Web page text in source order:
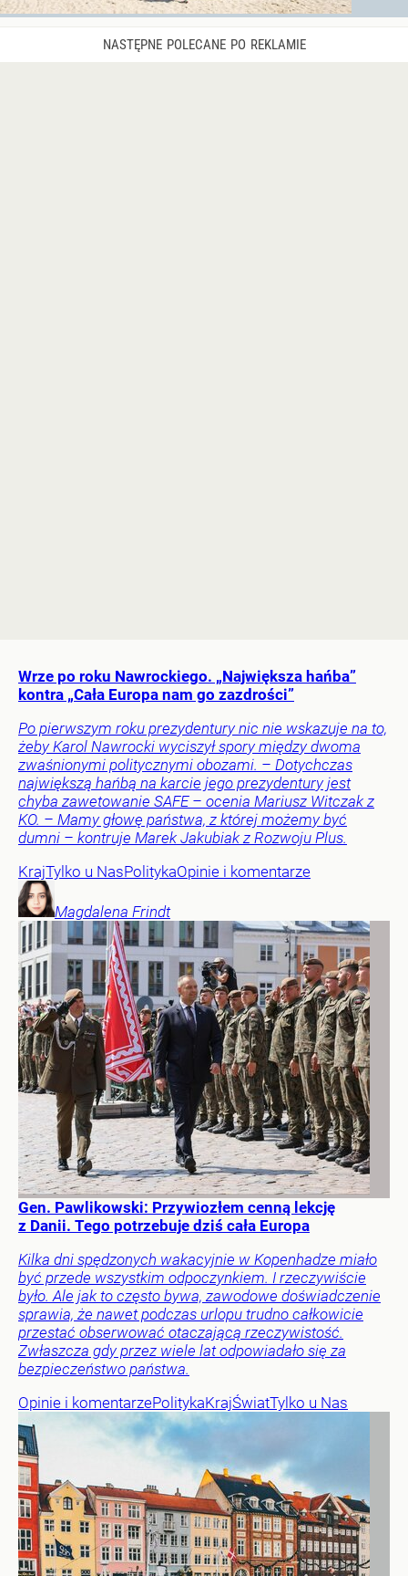
Wrze po roku Nawrockiego. „Największa hańba”
kontra „Cała Europa nam go zazdrości”
Po pierwszym roku prezydentury nic nie wskazuje na to,
żeby Karol Nawrocki wyciszył spory między dwoma
zwaśnionymi politycznymi obozami. – Dotychczas
największą hańbą na karcie jego prezydentury jest
chyba zawetowanie SAFE – ocenia Mariusz Witczak z
KO. – Mamy głowę państwa, z której możemy być
dumni – kontruje Marek Jakubiak z Rozwoju Plus.
KrajTylko u NasPolitykaOpinie i komentarze
Magdalena Frindt
Gen. Pawlikowski: Przywiozłem cenną lekcję
z Danii. Tego potrzebuje dziś cała Europa
Kilka dni spędzonych wakacyjnie w Kopenhadze miało
być przede wszystkim odpoczynkiem. I rzeczywiście
było. Ale jak to często bywa, zawodowe doświadczenie
sprawia, że nawet podczas urlopu trudno całkowicie
przestać obserwować otaczającą rzeczywistość.
Zwłaszcza gdy przez wiele lat odpowiadało się za
bezpieczeństwo państwa.
Opinie i komentarzePolitykaKrajŚwiatTylko u Nas